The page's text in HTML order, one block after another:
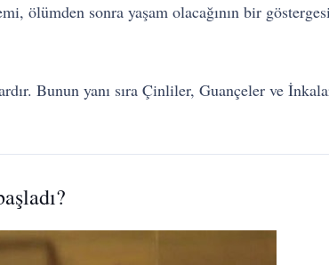
ölümden sonra yaşam olacağının bir
Bunun yanı sıra Çinliler, Guançeler ve